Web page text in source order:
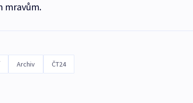
mravům.
Archiv ČT24